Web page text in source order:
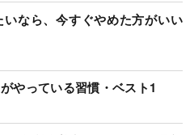
いなら、今すぐやめた方がいい
やっている習慣・ベスト1